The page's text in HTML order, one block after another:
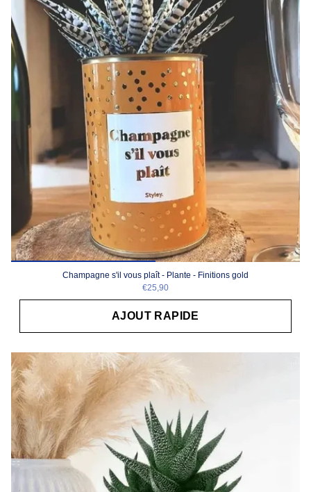
Champagne s'il vous plaît - Plante - Finitions gold
€25,90
AJOUT RAPIDE